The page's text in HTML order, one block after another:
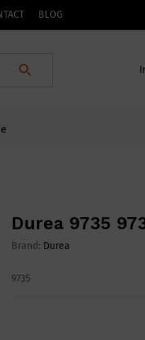
BLOG
Durea 9735
Brand: Durea
9735